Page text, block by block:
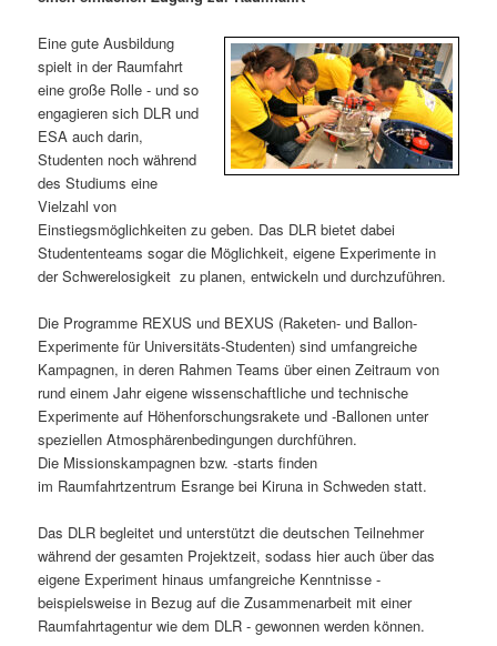
ä
r
e
n
I
n
h
a
l
t
s
p
r
n
d
ä
r
e
n
I
n
h
a
l
t
s
n
v
i
g
a
t
i
o
n
Eine gute Ausbildung
spielt in der Raumfahrt
eine große Rolle - und so
engagieren sich DLR und
ESA auch darin,
Studenten noch während
des Studiums eine
Vielzahl von
Einstiegsmöglichkeiten zu geben. Das DLR bietet dabei
Studententeams sogar die Möglichkeit, eigene Experimente in
der Schwerelosigkeit zu planen, entwickeln und durchzuführen.
Die Programme REXUS und BEXUS (Raketen- und Ballon-
Experimente für Universitäts-Studenten) sind umfangreiche
Kampagnen, in deren Rahmen Teams über einen Zeitraum von
rund einem Jahr eigene wissenschaftliche und technische
Experimente auf Höhenforschungsrakete und -Ballonen unter
speziellen Atmosphärenbedingungen durchführen.
Die Missionskampagnen bzw. -starts finden
im Raumfahrtzentrum Esrange bei Kiruna in Schweden statt.
Das DLR begleitet und unterstützt die deutschen Teilnehmer
während der gesamten Projektzeit, sodass hier auch über das
eigene Experiment hinaus umfangreiche Kenntnisse -
beispielsweise in Bezug auf die Zusammenarbeit mit einer
Raumfahrtagentur wie dem DLR - gewonnen werden können.